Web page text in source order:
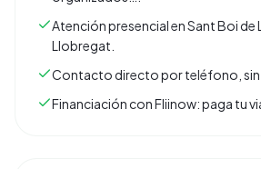
Atención presencial en Sant Boi
Llobregat.
Contacto directo por teléfono, sin
Financiación con Fliinow: paga tu